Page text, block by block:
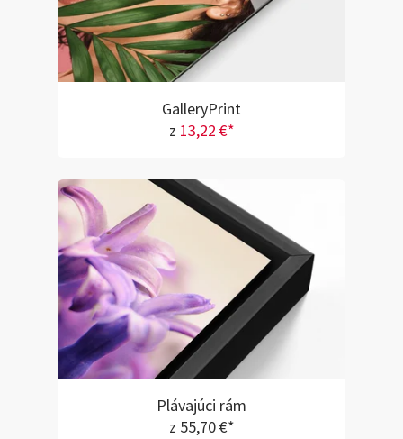
GalleryPrint
z 13,22 €*
Plávajúci rám
z 55,70 €*